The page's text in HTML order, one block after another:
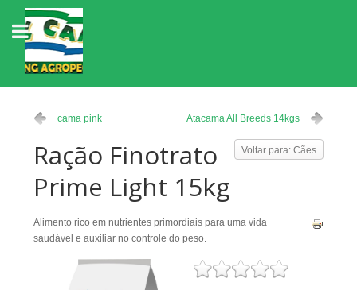
cama pink Atacama All Breeds 14kgs
Voltar para: Cães
Ração Finotrato
Prime Light 15kg
Alimento rico em nutrientes primordiais para uma vida
saudável e auxiliar no controle do peso.